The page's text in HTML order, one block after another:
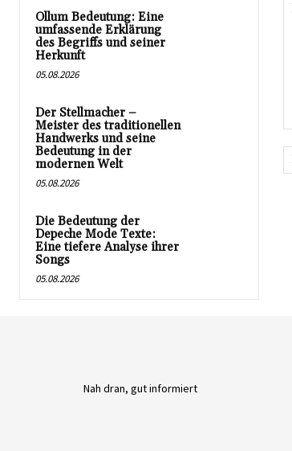
Ollum Bedeutung: Eine
umfassende Erklärung
des Begriffs und seiner
Herkunft
05.08.2026
Der Stellmacher –
Meister des traditionellen
Handwerks und seine
Bedeutung in der
modernen Welt
05.08.2026
Die Bedeutung der
Depeche Mode Texte:
Eine tiefere Analyse ihrer
Songs
05.08.2026
Nah dran, gut informiert